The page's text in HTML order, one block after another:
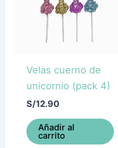
Velas cuerno de
unicornio (pack 4)
S/12.90
Añadir al
carrito